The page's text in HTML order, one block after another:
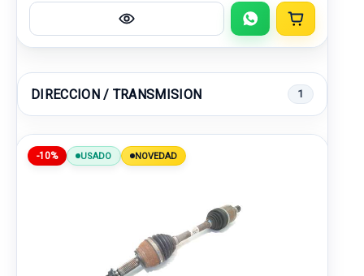
DIRECCION / TRANSMISION 1
-10% USADO NOVEDAD